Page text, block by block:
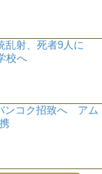
乱射、死者9人に
校へ
ンコク招致へ アム